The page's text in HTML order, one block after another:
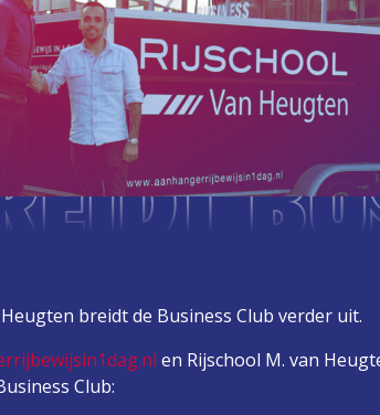
breidt de Business Club verder uit.
en Rijschool M. van
Club: